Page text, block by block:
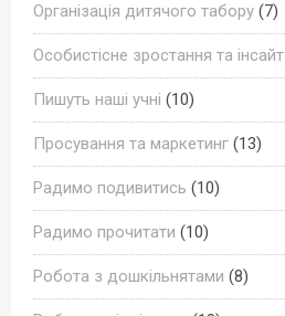
Організація дитячого табору (7)
Особистісне зростання та інсайт
Пишуть наші учні (10)
Просування та маркетинг (13)
Радимо подивитись (10)
Радимо прочитати (10)
Робота з дошкільнятами (8)